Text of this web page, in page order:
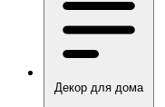
Декор для дома